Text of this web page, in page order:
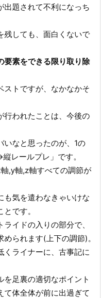
出題されて不利になっち
残しても、面白くないで
要素をできる限り取り除
ストですが、なかなかそ
行われたことは、今後の
いなと思ったのが、1の
レールプレ」です。
,y軸,z軸すべての調節が
も気を遣わなきゃいけな
です。
イドの入りの部分で、
られます(上下の調節)。
くライナーに、古事記に
足裏の適切なポイント
て体全体が前に出過ぎて